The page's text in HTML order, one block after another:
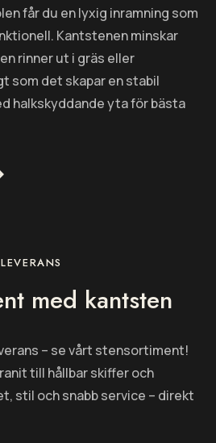
får du en lyxig inramning som
Kantstenen minskar
rinner ut i gräs eller
som det skapar en stabil
halkskyddande yta för bästa
med kantsten
– se vårt stensortiment!
till hållbar skiffer och
stil och snabb service – direkt